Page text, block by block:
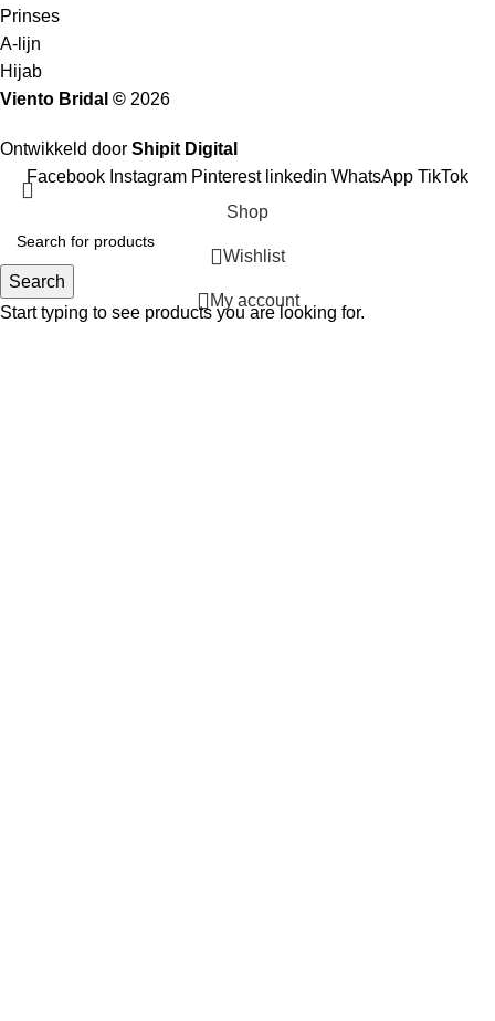
Prinses
A-lijn
Hijab
Viento Bridal © 2026
Ontwikkeld door Shipit Digital
Search
Start typing to see products you are looking for.
Facebook Instagram Pinterest linkedin WhatsApp TikTok
Shop
Wishlist
My account